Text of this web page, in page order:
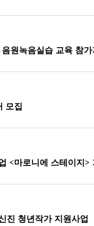
원녹음실습 교육 참
모집
<마로니에 스테이지>
진 청년작가 지원사업